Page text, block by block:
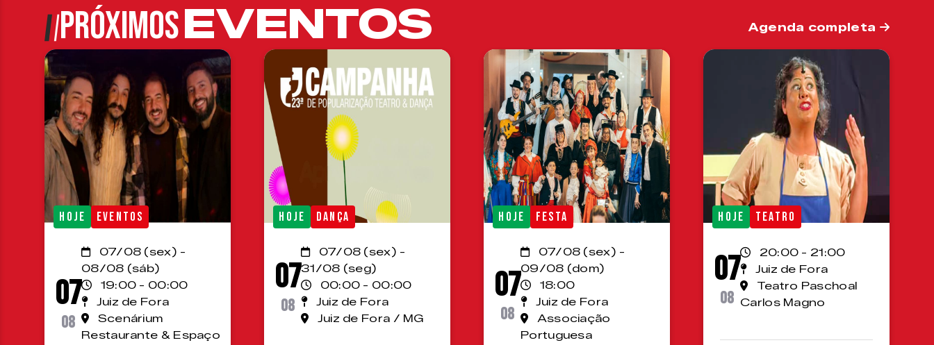
PRÓXIMOSEVENTOS Agenda completa
HOJE EVENTOS
07
08
07/08 (sex) -
08/08 (sáb)
19:00 - 00:00
Juiz de Fora
Scenárium
Restaurante & Espaço
HOJE DANÇA
07
08
07/08 (sex) -
31/08 (seg)
00:00 - 00:00
Juiz de Fora
Juiz de Fora / MG
HOJE FESTA
07
08
07/08 (sex) -
09/08 (dom)
18:00
Juiz de Fora
Associação
Portuguesa
HOJE TEATRO
07
08
20:00 - 21:00
Juiz de Fora
Teatro Paschoal
Carlos Magno